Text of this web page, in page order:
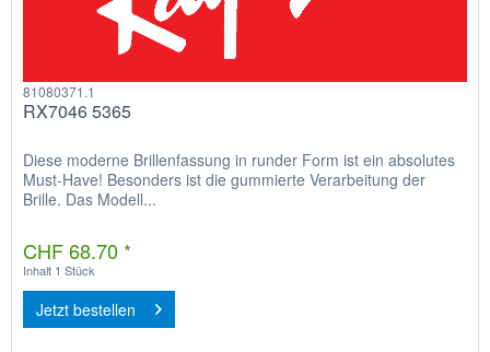
81080371.1
RX7046 5365
Diese moderne Brillenfassung in runder Form ist ein absolutes
Must-Have! Besonders ist die gummierte Verarbeitung der
Brille. Das Modell...
CHF 68.70 *
Inhalt 1 Stück
Jetzt bestellen